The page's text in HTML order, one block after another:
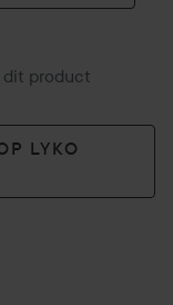
dit product
LYKO